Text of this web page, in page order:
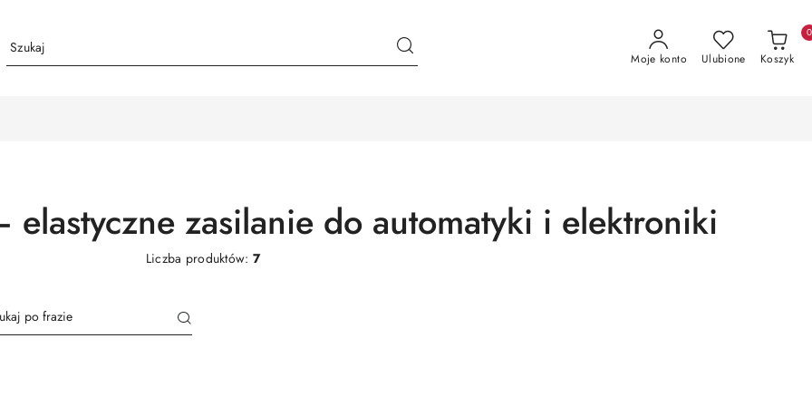
Moje konto Ulubione Koszyk
0
elastyczne zasilanie do automatyki i elektroniki
Liczba produktów: 7